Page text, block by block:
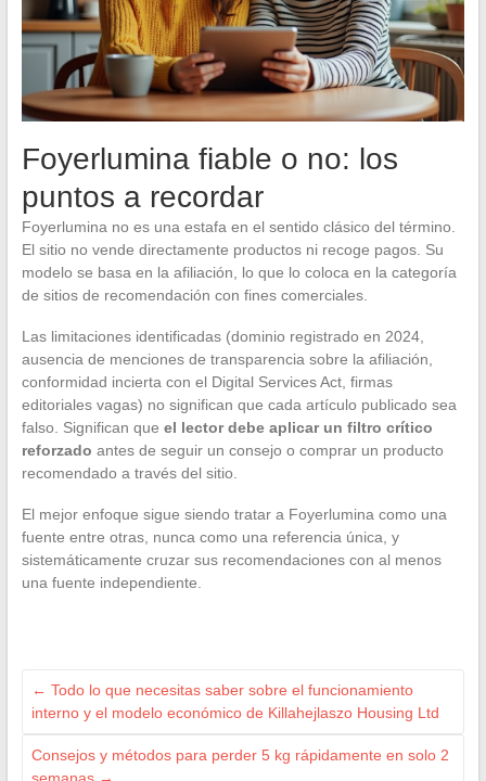
Foyerlumina fiable o no: los
puntos a recordar
Foyerlumina no es una estafa en el sentido clásico del término.
El sitio no vende directamente productos ni recoge pagos. Su
modelo se basa en la afiliación, lo que lo coloca en la categoría
de sitios de recomendación con fines comerciales.
Las limitaciones identificadas (dominio registrado en 2024,
ausencia de menciones de transparencia sobre la afiliación,
conformidad incierta con el Digital Services Act, firmas
editoriales vagas) no significan que cada artículo publicado sea
falso. Significan que el lector debe aplicar un filtro crítico
reforzado antes de seguir un consejo o comprar un producto
recomendado a través del sitio.
El mejor enfoque sigue siendo tratar a Foyerlumina como una
fuente entre otras, nunca como una referencia única, y
sistemáticamente cruzar sus recomendaciones con al menos
una fuente independiente.
← Todo lo que necesitas saber sobre el funcionamiento
interno y el modelo económico de Killahejlaszo Housing Ltd
Consejos y métodos para perder 5 kg rápidamente en solo 2
semanas →